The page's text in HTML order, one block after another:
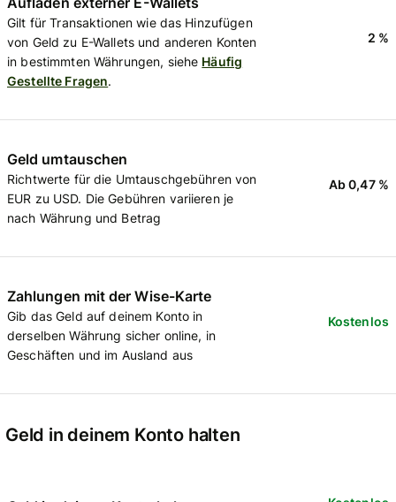
Gilt für Transaktionen wie das Hinzufügen
von Geld zu E-Wallets und anderen Konten
in bestimmten Währungen, siehe Häufig
Gestellte Fragen.
2 %
Geld umtauschen
Richtwerte für die Umtauschgebühren von
EUR zu USD. Die Gebühren variieren je
nach Währung und Betrag
Ab 0,47 %
Zahlungen mit der Wise-Karte
Gib das Geld auf deinem Konto in
derselben Währung sicher online, in
Geschäften und im Ausland aus
Kostenlos
Geld in deinem Konto halten